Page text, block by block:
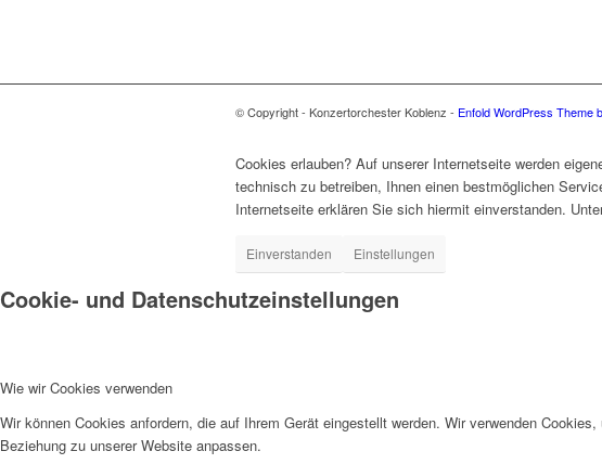
© Copyright - Konzertorchester Koblenz - Enfold WordPress Theme
Cookies erlauben? Auf unserer Internetseite werden
technisch zu betreiben, Ihnen einen bestmöglichen
Internetseite erklären Sie sich hiermit einverstanden.
Einverstanden Einstellungen
Cookie- und Datenschutzeinstellungen
Wie wir Cookies verwenden
Wir können Cookies anfordern, die auf Ihrem Gerät eingestellt werden. Wir verwenden
Beziehung zu unserer Website anpassen.